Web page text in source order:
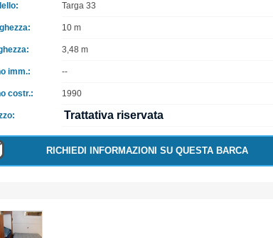
Targa 33
10 m
3,48 m
imm.: --
costr.: 1990
Trattativa riservata
RICHIEDI INFORMAZIONI SU QUESTA BARCA